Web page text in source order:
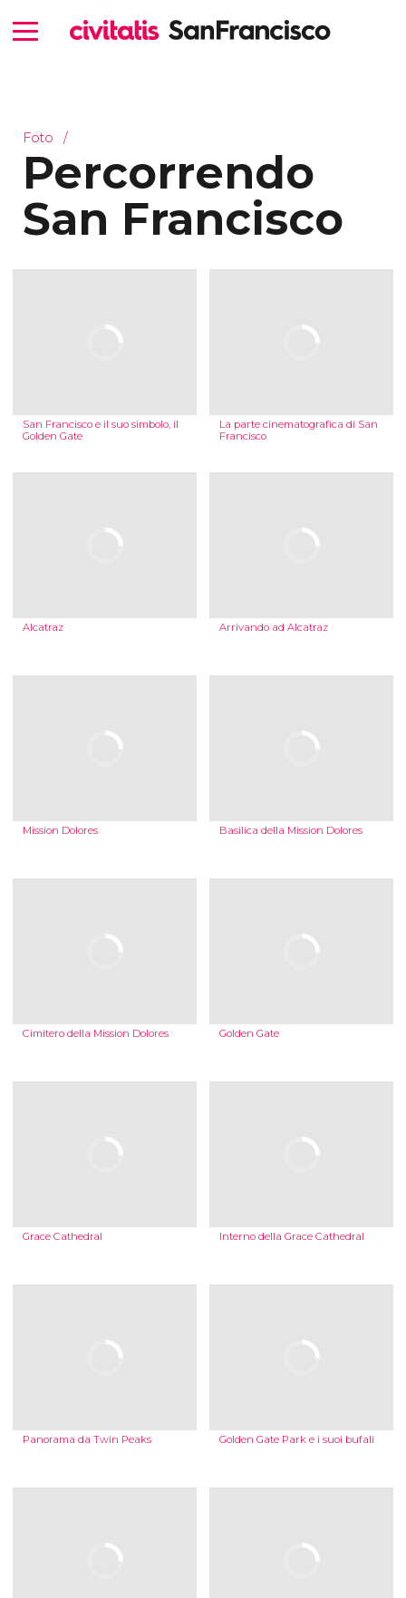
Foto
Percorrendo
San Francisco
San Francisco e il suo simbolo, il
Golden Gate
La parte cinematografica di San
Francisco
Alcatraz Arrivando ad Alcatraz
Mission Dolores Basilica della Mission Dolores
Cimitero della Mission Dolores Golden Gate
Grace Cathedral Interno della Grace Cathedral
Panorama da Twin Peaks Golden Gate Park e i suoi bufali